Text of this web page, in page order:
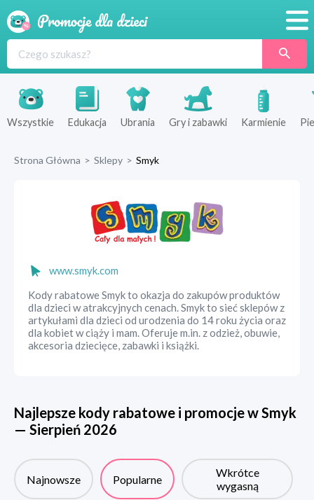
Produkty
Sklepy
Wszystkie Edukacja Ubrania Gry i zabawki Karmienie
Strona Główna > Sklepy > Smyk
www.smyk.com
Kody rabatowe Smyk to okazja do zakupów produktów
dla dzieci w atrakcyjnych cenach. Smyk to sieć sklepów z
artykułami dla dzieci od urodzenia do 14 roku życia oraz
dla kobiet w ciąży i mam. Oferuje m.in. z odzież, obuwie,
akcesoria dziecięce, zabawki i książki.
Najlepsze kody rabatowe i promocje wSmyk
— Sierpień 2026
Najnowsze Popularne
Wkrótce
wygasną